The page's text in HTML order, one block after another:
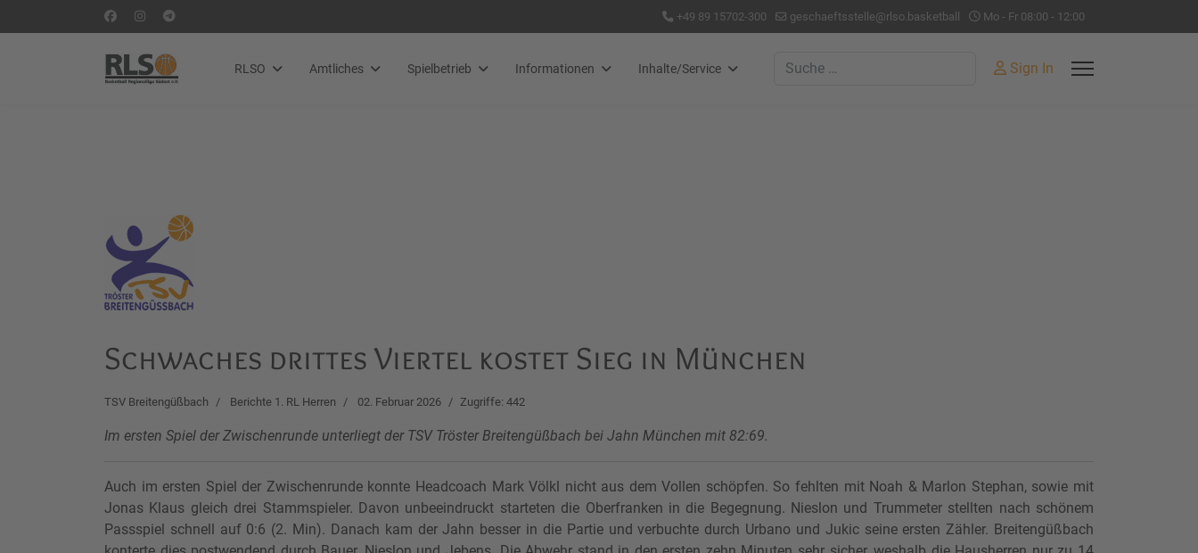
+49 89 15702-300 geschaeftsstelle@rlso.basketball Mo - Fr 08:00 - 12:00
RLSO Amtliches Spielbetrieb Informationen Inhalte/Service Suchen Sign In
Schwaches drittes Viertel kostet Sieg in München
TSV Breitengüßbach Berichte 1. RL Herren 02. Februar 2026 Zugriffe: 442
Im ersten Spiel der Zwischenrunde unterliegt der TSV Tröster Breitengüßbach bei Jahn München mit 82:69.
Auch im ersten Spiel der Zwischenrunde konnte Headcoach Mark Völkl nicht aus dem Vollen schöpfen. So fehlten mit Noah & Marlon Stephan, sowie mit
Jonas Klaus gleich drei Stammspieler. Davon unbeeindruckt starteten die Oberfranken in die Begegnung. Nieslon und Trummeter stellten nach schönem
Passspiel schnell auf 0:6 (2. Min). Danach kam der Jahn besser in die Partie und verbuchte durch Urbano und Jukic seine ersten Zähler. Breitengüßbach